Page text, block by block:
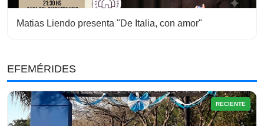
Matias Liendo presenta "De Italia, con amor"
EFEMÉRIDES
RECIENTE